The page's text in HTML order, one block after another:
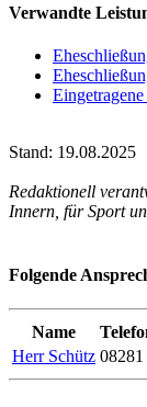
Verwandte
Stand: 19.08.2025
Redaktionell
Innern, für Sport
Folgende
Name
Herr Schütz 08281